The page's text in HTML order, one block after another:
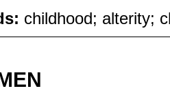
childhood; alterity;